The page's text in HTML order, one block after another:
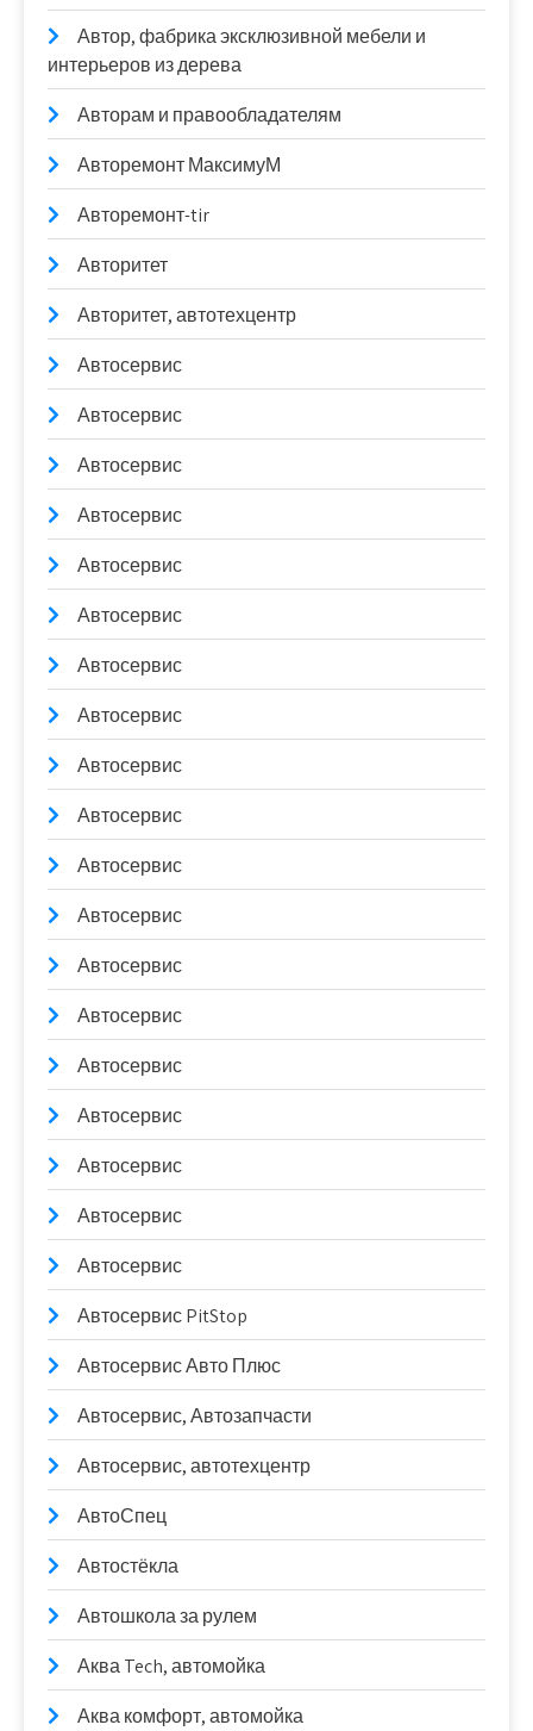
Автор, фабрика эксклюзивной мебели и
интерьеров из дерева
Авторам и правообладателям
Авторемонт МаксимуМ
Авторемонт-tir
Авторитет
Авторитет, автотехцентр
Автосервис
Автосервис
Автосервис
Автосервис
Автосервис
Автосервис
Автосервис
Автосервис
Автосервис
Автосервис
Автосервис
Автосервис
Автосервис
Автосервис
Автосервис
Автосервис
Автосервис
Автосервис
Автосервис
Автосервис PitStop
Автосервис Авто Плюс
Автосервис, Автозапчасти
Автосервис, автотехцентр
АвтоСпец
Автостёкла
Автошкола за рулем
Аква Tech, автомойка
Аква комфорт, автомойка